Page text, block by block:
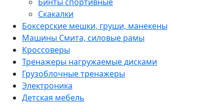
Бинты спортивные
Скакалки
Боксерские мешки, груши, манекены
Машины Смита, силовые рамы
Кроссоверы
Тренажеры нагружаемые дисками
Грузоблочные тренажеры
Электроника
Детская мебель